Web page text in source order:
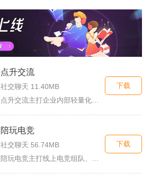
点升交流
社交聊天 11.40MB
下载
陪玩电竞
社交聊天 56.74MB
下载